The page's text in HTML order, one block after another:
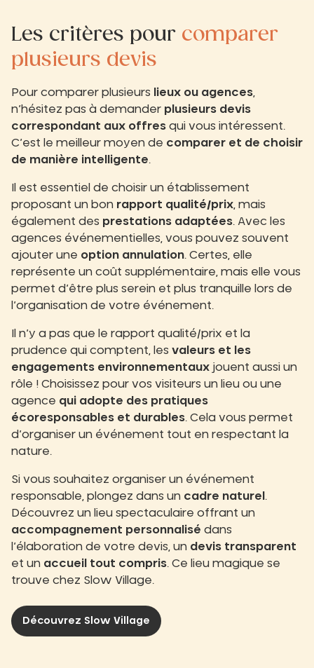
Les critères pour comparer
plusieurs devis
Pour comparer plusieurs lieux ou agences
n’hésitez pas à demander plusieurs devis
correspondant aux offres qui vous intéressent.
C’est le meilleur moyen de comparer et de choisir
de manière intelligente.
Il est essentiel de choisir un établissement
proposant un bon rapport qualité/prix , mais
également des prestations adaptées. Avec les
agences événementielles, vous pouvez souvent
ajouter une option annulation. Certes, elle
représente un coût supplémentaire, mais elle vous
permet d’être plus serein et plus tranquille lors de
l’organisation de votre événement.
Il n’y a pas que le rapport qualité/prix et la
prudence qui comptent, les valeurs et les
engagements environnementaux jouent aussi un
rôle ! Choisissez pour vos visiteurs un lieu ou une
agence qui adopte des pratiques
écoresponsables et durables. Cela vous permet
d’organiser un événement tout en respectant la
nature.
Si vous souhaitez organiser un événement
responsable, plongez dans un cadre naturel .
Découvrez un lieu spectaculaire offrant un
accompagnement personnalisé dans
l’élaboration de votre devis, un devis transparent
et un accueil tout compris. Ce lieu magique se
trouve chez Slow Village.
Découvrez Slow Village